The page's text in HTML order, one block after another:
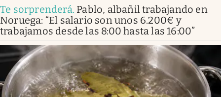
Te sorprenderá. Pablo, albañil trabajando en
Noruega: “El salario son unos 6.200€ y
trabajamos desde las 8:00 hasta las 16:00”